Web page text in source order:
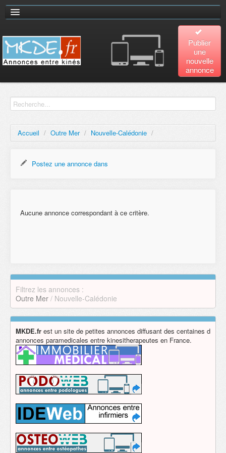
Publier
une
nouvelle
annonce
Accueil / Outre Mer / Nouvelle-Calédonie /
Postez une annonce dans
Aucune annonce correspondant à ce critère.
Filtrez les annonces :
Outre Mer / Nouvelle-Calédonie
MKDE.fr est un site de petites annonces diffusant des centaines d
annonces paramedicales entre kinesitherapeutes en France.